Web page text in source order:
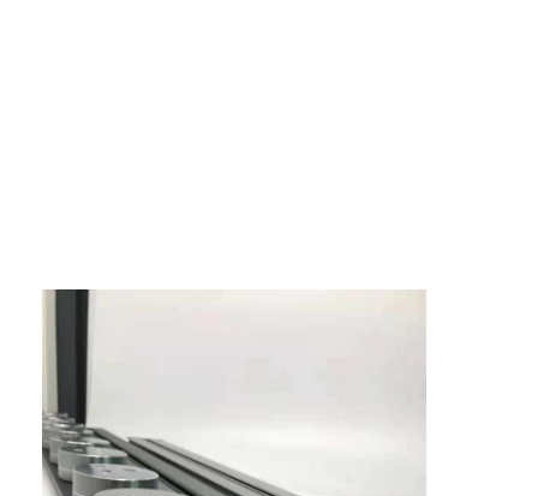
Δυναμική λωρίδα για τοποθέτηση σε τραπέζι
Επενδυμένη έξοδος γραφείου